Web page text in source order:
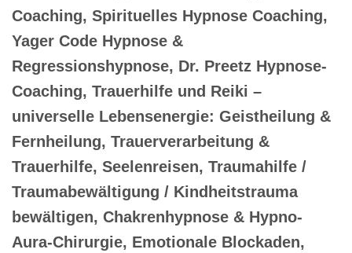
Coaching, Spirituelles Hypnose Coaching,
Yager Code Hypnose &
Regressionshypnose, Dr. Preetz Hypnose-
Coaching, Trauerhilfe und Reiki –
universelle Lebensenergie: Geistheilung &
Fernheilung, Trauerverarbeitung &
Trauerhilfe, Seelenreisen, Traumahilfe /
Traumabewältigung / Kindheitstrauma
bewältigen, Chakrenhypnose & Hypno-
Aura-Chirurgie, Emotionale Blockaden,